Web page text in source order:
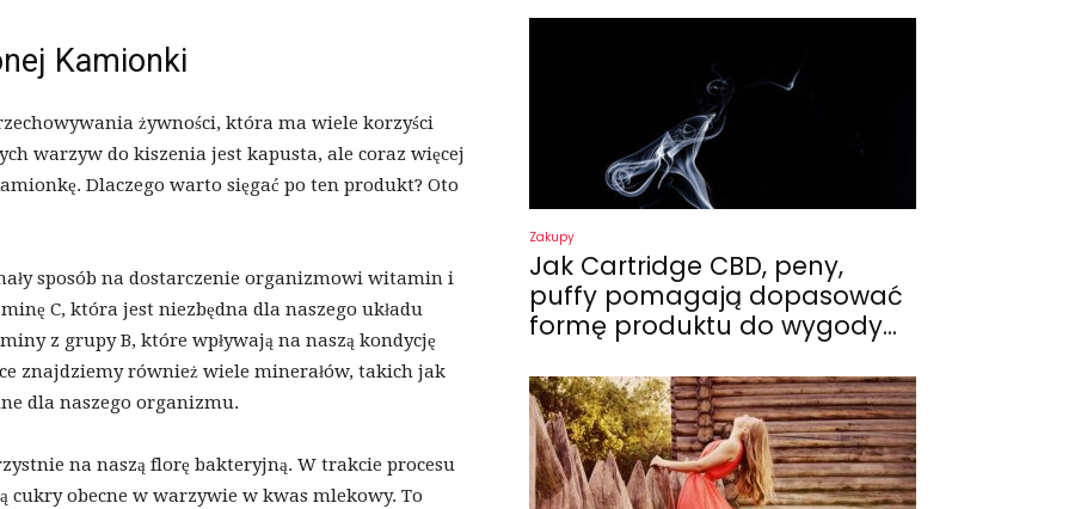
Kamionki
żywności, która ma wiele korzyści
warzyw do kiszenia jest kapusta, ale coraz więcej
Dlaczego warto sięgać po ten produkt? Oto
sposób na dostarczenie organizmowi witamin i
C, która jest niezbędna dla naszego układu
z grupy B, które wpływają na naszą kondycję
znajdziemy również wiele minerałów, takich jak
dla naszego organizmu.
na naszą florę bakteryjną. W trakcie procesu
cukry obecne w warzywie w kwas mlekowy. To
Zakupy
Jak Cartridge CBD, peny,
puffy pomagają dopasować
formę produktu do wygody...